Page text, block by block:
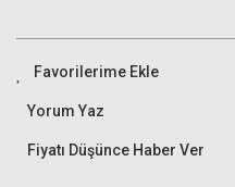
Yorum Yaz
Fiyatı Düşünce Haber Ver